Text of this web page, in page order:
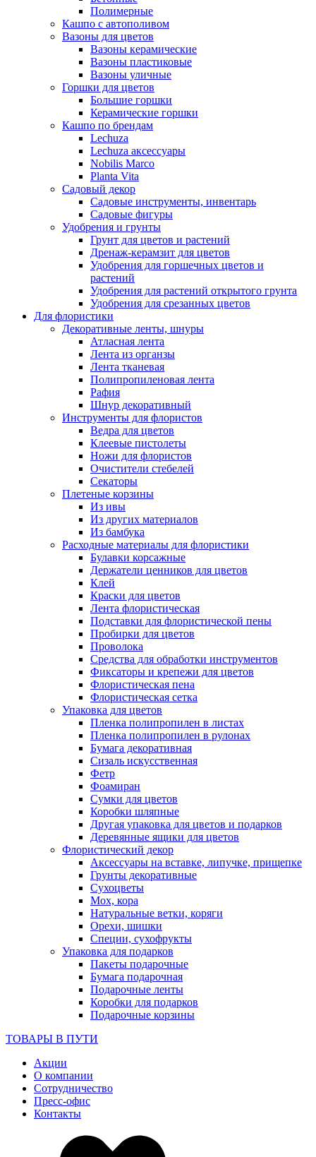
Полимерные
Кашпо с автополивом
Вазоны для цветов
Вазоны керамические
Вазоны пластиковые
Вазоны уличные
Горшки для цветов
Большие горшки
Керамические горшки
Кашпо по брендам
Lechuza
Lechuza аксессуары
Nobilis Marco
Planta Vita
Садовый декор
Садовые инструменты, инвентарь
Садовые фигуры
Удобрения и грунты
Грунт для цветов и растений
Дренаж-керамзит для цветов
Удобрения для горшечных цветов и
растений
Удобрения для растений открытого грунта
Удобрения для срезанных цветов
Для флористики
Декоративные ленты, шнуры
Атласная лента
Лента из органзы
Лента тканевая
Полипропиленовая лента
Рафия
Шнур декоративный
Инструменты для флористов
Ведра для цветов
Клеевые пистолеты
Ножи для флористов
Очистители стебелей
Секаторы
Плетеные корзины
Из ивы
Из других материалов
Из бамбука
Расходные материалы для флористики
Булавки корсажные
Держатели ценников для цветов
Клей
Краски для цветов
Лента флористическая
Подставки для флористической пены
Пробирки для цветов
Проволока
Средства для обработки инструментов
Фиксаторы и крепежи для цветов
Флористическая пена
Флористическая сетка
Упаковка для цветов
Пленка полипропилен в листах
Пленка полипропилен в рулонах
Бумага декоративная
Сизаль искусственная
Фетр
Фоамиран
Сумки для цветов
Коробки шляпные
Другая упаковка для цветов и подарков
Деревянные ящики для цветов
Флористический декор
Аксессуары на вставке, липучке, прищепке
Грунты декоративные
Сухоцветы
Мох, кора
Натуральные ветки, коряги
Орехи, шишки
Специи, сухофрукты
Упаковка для подарков
Пакеты подарочные
Бумага подарочная
Подарочные ленты
Коробки для подарков
Подарочные корзины
ТОВАРЫ В ПУТИ
Акции
О компании
Сотрудничество
Пресс-офис
Контакты